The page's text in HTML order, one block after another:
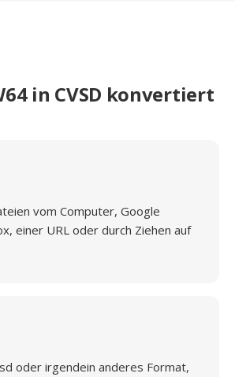
in CVSD konvertiert
vom Computer, Google
einer URL oder durch Ziehen auf
oder irgendein anderes Format,